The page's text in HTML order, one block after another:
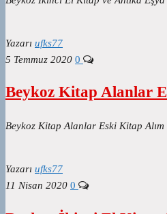
Yazarı ufks77
5 Temmuz 2020 0
Beykoz Kitap Alanlar
Beykoz Kitap Alanlar Eski Kitap
Yazarı ufks77
11 Nisan 2020 0